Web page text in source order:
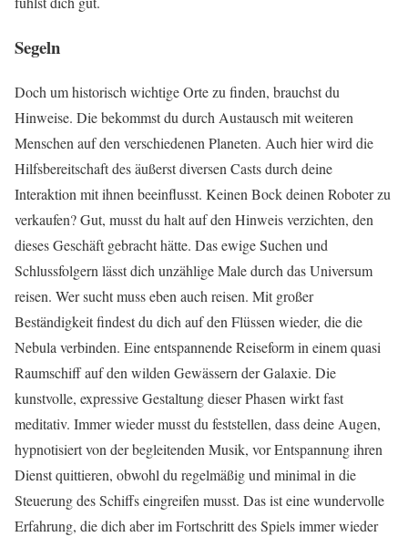
Segeln
Doch um historisch wichtige Orte zu finden, brauchst du
Hinweise. Die bekommst du durch Austausch mit weiteren
Menschen auf den verschiedenen Planeten. Auch hier wird die
Hilfsbereitschaft des äußerst diversen Casts durch deine
Interaktion mit ihnen beeinflusst. Keinen Bock deinen Roboter zu
verkaufen? Gut, musst du halt auf den Hinweis verzichten, den
dieses Geschäft gebracht hätte. Das ewige Suchen und
Schlussfolgern lässt dich unzählige Male durch das Universum
reisen. Wer sucht muss eben auch reisen. Mit großer
Beständigkeit findest du dich auf den Flüssen wieder, die die
Nebula verbinden. Eine entspannende Reiseform in einem quasi
Raumschiff auf den wilden Gewässern der Galaxie. Die
kunstvolle, expressive Gestaltung dieser Phasen wirkt fast
meditativ. Immer wieder musst du feststellen, dass deine Augen,
hypnotisiert von der begleitenden Musik, vor Entspannung ihren
Dienst quittieren, obwohl du regelmäßig und minimal in die
Steuerung des Schiffs eingreifen musst. Das ist eine wundervolle
Erfahrung, die dich aber im Fortschritt des Spiels immer wieder